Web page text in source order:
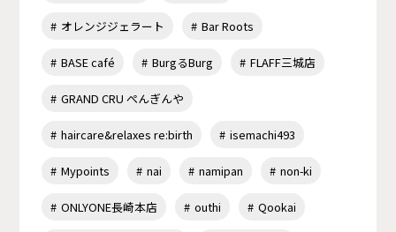
オレンジジェラート Bar Roots
BASE café BurgるBurg FLAFF三城店
GRAND CRU ぺんぎんや
haircare&relaxes re:birth isemachi493
Mypoints nai namipan non-ki
ONLYONE長崎本店 outhi Qookai